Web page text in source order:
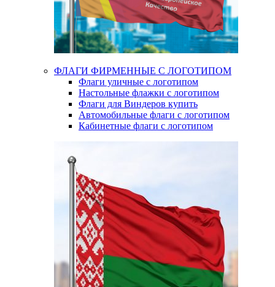
ФЛАГИ ФИРМЕННЫЕ С ЛОГОТИПОМ
Флаги уличные с логотипом
Настольные флажки с логотипом
Флаги для Виндеров купить
Автомобильные флаги с логотипом
Кабинетные флаги с логотипом